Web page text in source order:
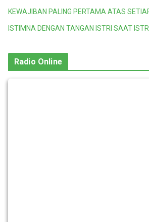
KEWAJIBAN PALING PERTAMA ATAS
ISTIMNA DENGAN TANGAN ISTRI SAAT
Radio Online